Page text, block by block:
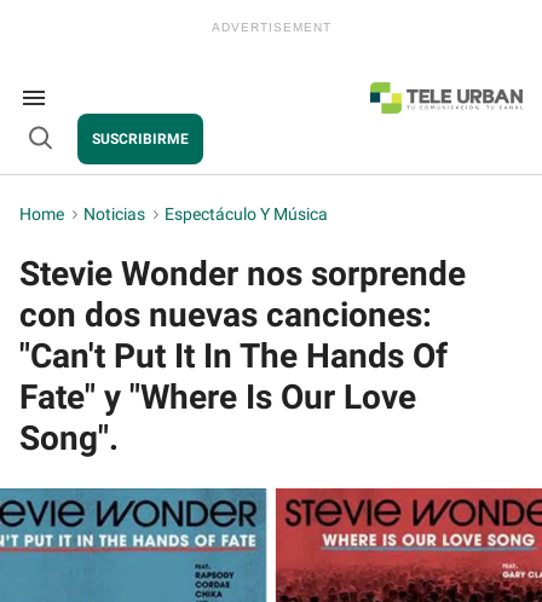
Search
&
Section
Navigation
Open
SUSCRIBIRME
Home > Noticias > Espectáculo Y Música
Stevie Wonder nos sorprende
con dos nuevas canciones:
"Can't Put It In The Hands Of
Fate" y "Where Is Our Love
Song".